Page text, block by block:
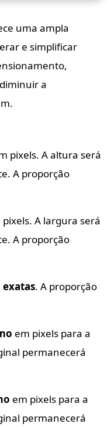
uma ampla
e simplificar
a
pixels. A altura será
A proporção
pixels. A largura será
A proporção
. A proporção
em pixels para a
permanecerá
em pixels para a
permanecerá